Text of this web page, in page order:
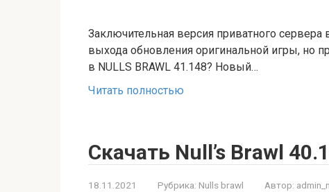
Заключительная версия приватного
выхода обновления оригинальной игры, но
в NULLS BRAWL 41.148? Новый…
Читать полностью
Скачать Null’s Brawl
18.11.2021 Рубрика: Nulls brawl Автор: